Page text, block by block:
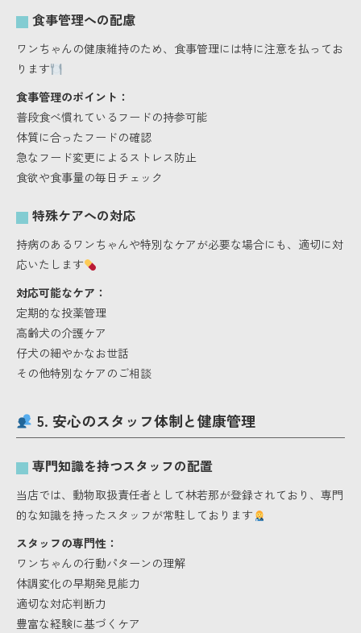
食事管理への配慮
ワンちゃんの健康維持のため、食事管理には特に注意を払ってお
ります
食事管理のポイント：
普段食べ慣れているフードの持参可能
体質に合ったフードの確認
急なフード変更によるストレス防止
食欲や食事量の毎日チェック
特殊ケアへの対応
持病のあるワンちゃんや特別なケアが必要な場合にも、適切に対
応いたします
対応可能なケア：
定期的な投薬管理
高齢犬の介護ケア
仔犬の細やかなお世話
その他特別なケアのご相談
5. 安心のスタッフ体制と健康管理
専門知識を持つスタッフの配置
当店では、動物取扱責任者として林若那が登録されており、専門
的な知識を持ったスタッフが常駐しております
スタッフの専門性：
ワンちゃんの行動パターンの理解
体調変化の早期発見能力
適切な対応判断力
豊富な経験に基づくケア